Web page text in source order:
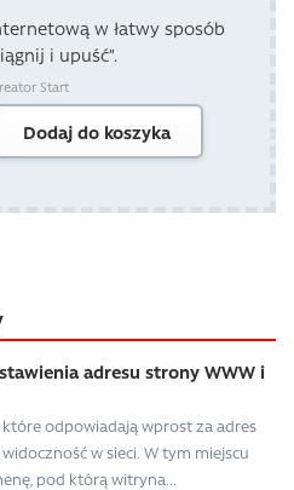
w łatwy sposób
i upuść”.
Start
Dodaj do koszyka
adresu strony WWW i
odpowiadają wprost za adres
w sieci. W tym miejscu
pod którą witryna...